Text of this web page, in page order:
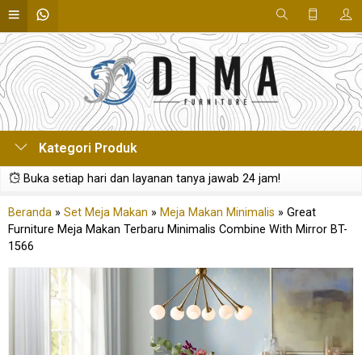
Kategori Produk
Buka setiap hari dan layanan tanya jawab 24 jam!
Beranda » Set Meja Makan » Meja Makan Minimalis » Great
Furniture Meja Makan Terbaru Minimalis Combine With Mirror BT-
1566